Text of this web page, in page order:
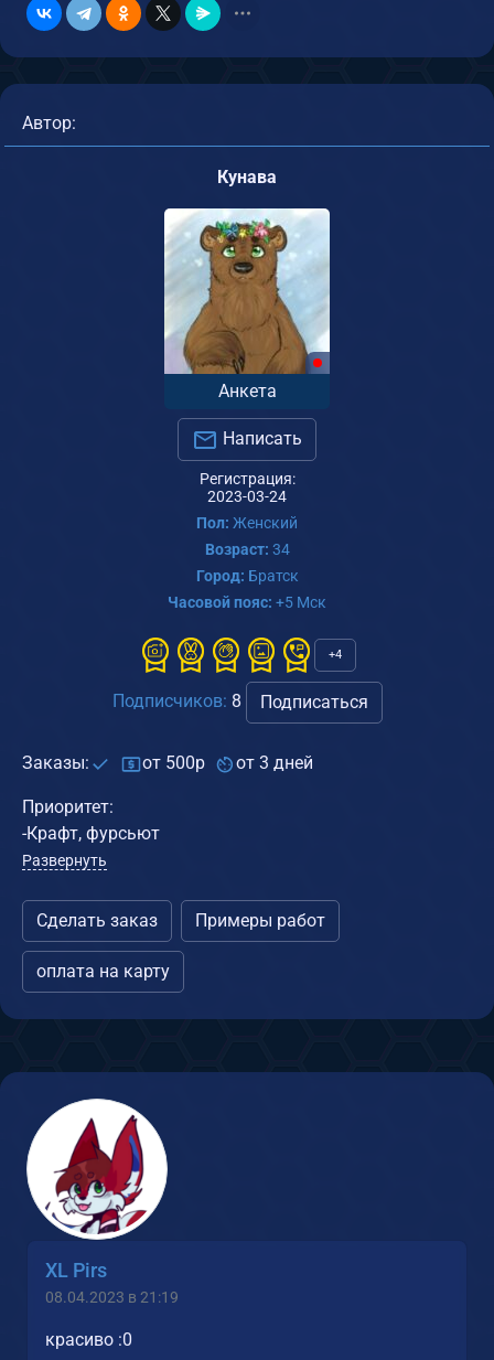
Автор:
Кунава
Анкета
Написать
Регистрация:
2023-03-24
Пол: Женский
Возраст: 34
Город: Братск
Часовой пояс: +5 Мск
+4
Подписчиков: 8 Подписаться
Заказы: от 500р от 3 дней
Приоритет:
-Крафт, фурсьют
Развернуть
Сделать заказ Примеры работ
оплата на карту
XL Pirs
08.04.2023 в 21:19
красиво :0